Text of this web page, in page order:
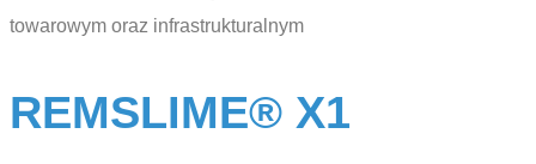
towarowym oraz infrastrukturalnym
REMSLIME® X1